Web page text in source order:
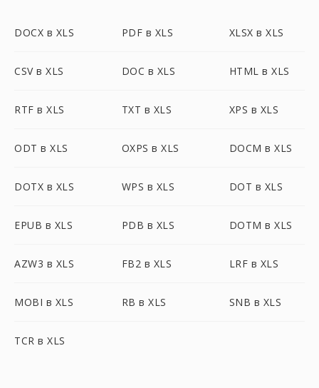
DOCX в XLS PDF в XLS XLSX в XLS
CSV в XLS DOC в XLS HTML в XLS
RTF в XLS TXT в XLS XPS в XLS
ODT в XLS OXPS в XLS DOCM в XLS
DOTX в XLS WPS в XLS DOT в XLS
EPUB в XLS PDB в XLS DOTM в XLS
AZW3 в XLS FB2 в XLS LRF в XLS
MOBI в XLS RB в XLS SNB в XLS
TCR в XLS